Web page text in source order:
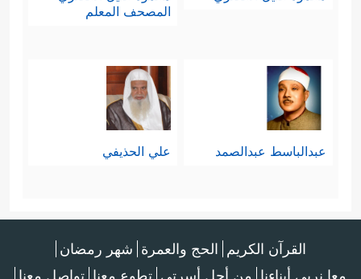
المصحف المعلم
عبدالباسط عبدالصمد علي الحذيفي
القرآن الكريم الحج والعمرة شهر رمضان
معا نربي أبناءنا من أجل أسرتي تطوع معنا تواصل معنا